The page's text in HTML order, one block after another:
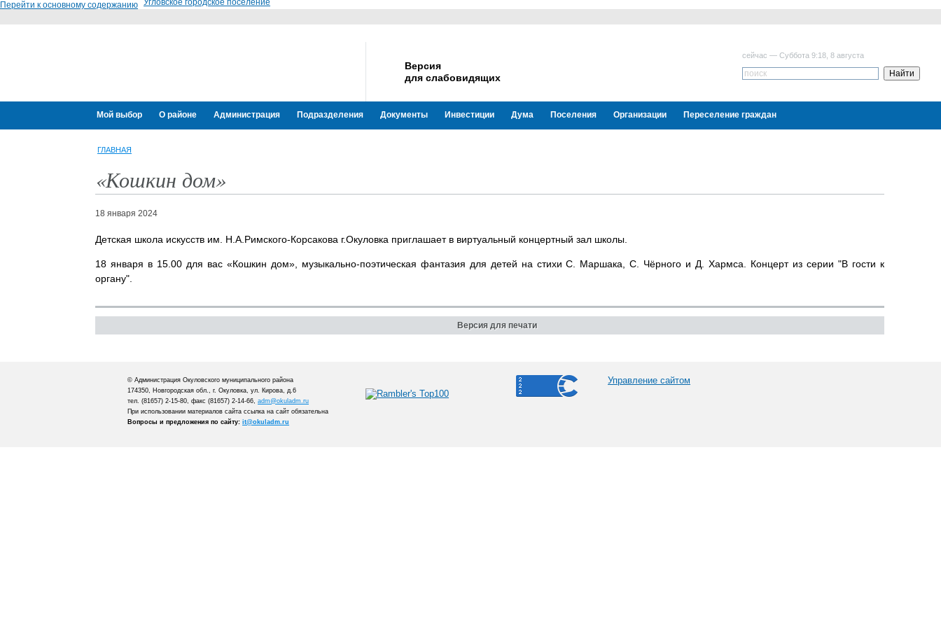
Перейти к основному содержанию Угловское городское поселение
Версия
для слабовидящих
сейчас — Суббота 9:18, 8 августа
Мой выбор О районе Администрация Подразделения Документы Инвестиции Дума Поселения Организации Переселение граждан
ГЛАВНАЯ
«Кошкин дом»
18 января 2024
Детская школа искусств им. Н.А.Римского-Корсакова г.Окуловка приглашает в виртуальный концертный зал школы.
18 января в 15.00 для вас «Кошкин дом», музыкально-поэтическая фантазия для детей на стихи С. Маршака, С. Чёрного и Д. Хармса. Концерт из серии "В гости к
органу".
Версия для печати
© Администрация Окуловского муниципального района
174350, Новгородская обл., г. Окуловка, ул. Кирова, д.6
тел. (81657) 2-15-80, факс (81657) 2-14-66, adm@okuladm.ru
При использовании материалов сайта ссылка на сайт обязательна
Вопросы и предложения по сайту: it@okuladm.ru
Управление сайтом